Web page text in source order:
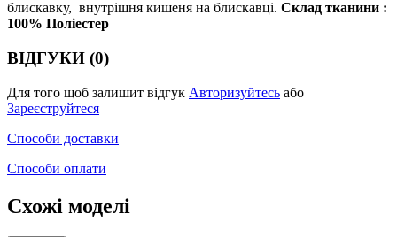
блискавку, внутрішня кишеня на блискавці. Склад тканини :
100% Поліестер
ВІДГУКИ (0)
Для того щоб залишит відгук Авторизуйтесь або
Зареєструйтеся
Способи доставки
Способи оплати
Схожі моделі